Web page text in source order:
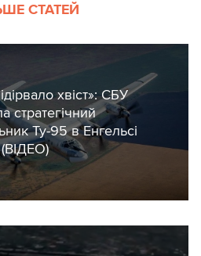
СТАТЕЙ
хвіст»: СБУ
стратегічний
Ту-95 в Енгельсі
(ВІДЕО)